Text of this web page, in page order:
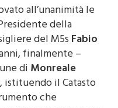
all’unanimità le
della
del M5sFabio
finalmente –
diMonreale
il Catasto
che